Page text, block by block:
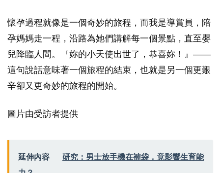
懷孕過程就像是一個奇妙的旅程，而我是導賞員，陪
孕媽媽走一程，沿路為她們講解每一個景點，直至嬰
兒降臨人間。『妳的小天使出世了，恭喜妳！』——
這句說話意味著一個旅程的結束，也就是另一個更艱
辛卻又更奇妙的旅程的開始。
圖片由受訪者提供
延伸內容
研究：男士放手機在褲袋，竟影響生育能